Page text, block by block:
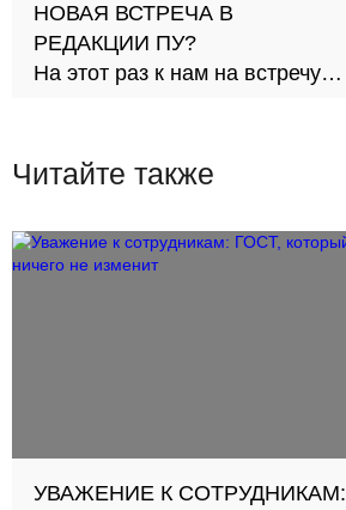
НОВАЯ ВСТРЕЧА В
РЕДАКЦИИ ПУ?
На этот раз к нам на встречу
Читайте также
УВАЖЕНИЕ К СОТРУДНИКАМ: